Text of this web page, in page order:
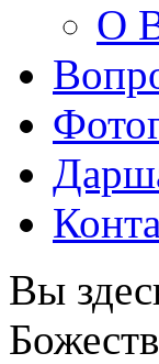
О
Вы
Божеств